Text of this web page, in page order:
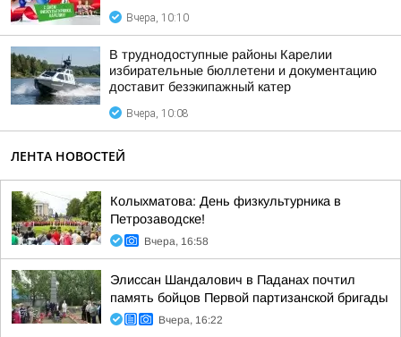
Вчера, 10:10
В труднодоступные районы Карелии
избирательные бюллетени и документацию
доставит безэкипажный катер
Вчера, 10:08
ЛЕНТА НОВОСТЕЙ
Колыхматова: День физкультурника в
Петрозаводске!
Вчера, 16:58
Элиссан Шандалович в Паданах почтил
память бойцов Первой партизанской бригады
Вчера, 16:22